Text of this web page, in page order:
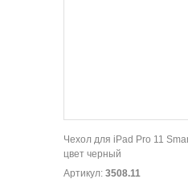
Чехол для iPad Pro 11
цвет черный
Артикул: 3508.11